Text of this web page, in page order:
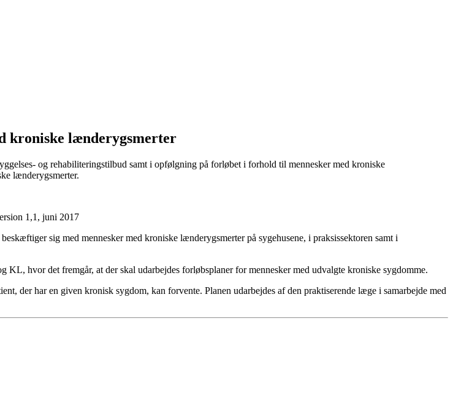
kroniske lænderygsmerter
og rehabiliteringstilbud samt i opfølgning på forløbet i forhold til mennesker med kroniske
lænderygsmerter.
1,1, juni 2017
sig med mennesker med kroniske lænderygsmerter på sygehusene, i praksissektoren samt i
hvor det fremgår, at der skal udarbejdes forløbsplaner for mennesker med udvalgte kroniske sygdomme.
der har en given kronisk sygdom, kan forvente. Planen udarbejdes af den praktiserende læge i samarbejde med